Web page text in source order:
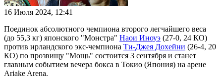
16 Июля 2024, 12:41
Поединок абсолютного чемпиона второго легчайшего веса
(до 55,3 кг) японского "Монстра" Наои Иноуэ (27-0, 24 КО)
против ирландского экс-чемпиона Ти-Джея Дохейни (26-4, 20
КО) по прозвищу "Мощь" состоится 3 сентября и станет
главным событием вечера бокса в Токио (Япония) на арене
Ariake Arena.